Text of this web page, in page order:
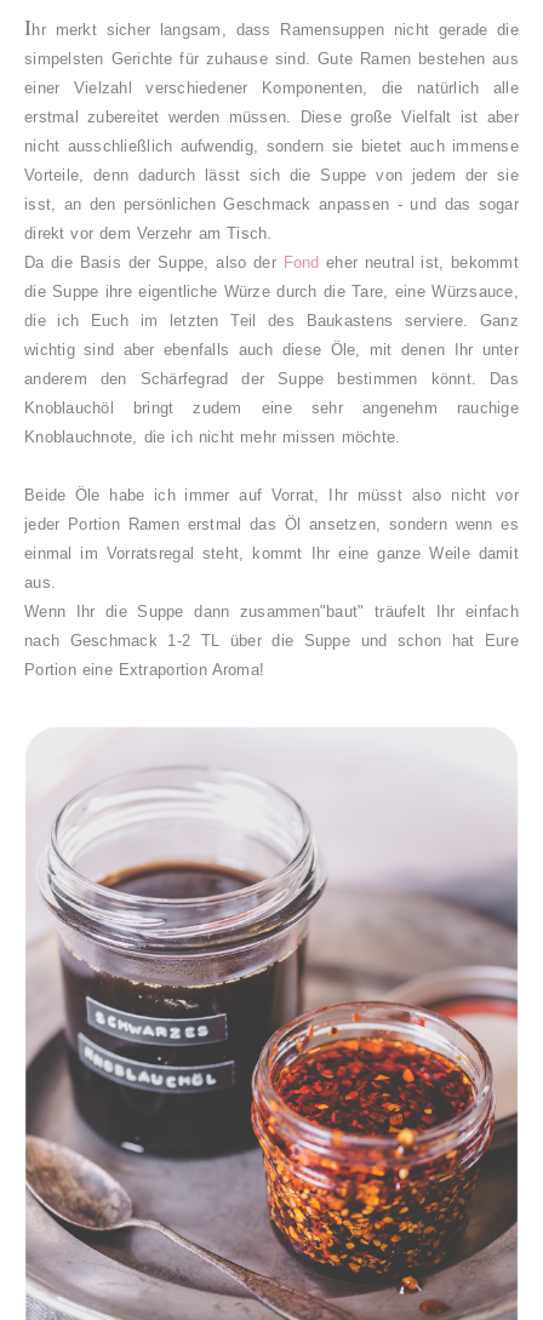
Ihr merkt sicher langsam, dass Ramensuppen nicht gerade die
simpelsten Gerichte für zuhause sind. Gute Ramen bestehen aus
einer Vielzahl verschiedener Komponenten, die natürlich alle
erstmal zubereitet werden müssen. Diese große Vielfalt ist aber
nicht ausschließlich aufwendig, sondern sie bietet auch immense
Vorteile, denn dadurch lässt sich die Suppe von jedem der sie
isst, an den persönlichen Geschmack anpassen - und das sogar
direkt vor dem Verzehr am Tisch.
Da die Basis der Suppe, also der Fond eher neutral ist, bekommt
die Suppe ihre eigentliche Würze durch die Tare, eine Würzsauce,
die ich Euch im letzten Teil des Baukastens serviere. Ganz
wichtig sind aber ebenfalls auch diese Öle, mit denen Ihr unter
anderem den Schärfegrad der Suppe bestimmen könnt. Das
Knoblauchöl bringt zudem eine sehr angenehm rauchige
Knoblauchnote, die ich nicht mehr missen möchte.
Beide Öle habe ich immer auf Vorrat, Ihr müsst also nicht vor
jeder Portion Ramen erstmal das Öl ansetzen, sondern wenn es
einmal im Vorratsregal steht, kommt Ihr eine ganze Weile damit
aus.
Wenn Ihr die Suppe dann zusammen"baut" träufelt Ihr einfach
nach Geschmack 1-2 TL über die Suppe und schon hat Eure
Portion eine Extraportion Aroma!